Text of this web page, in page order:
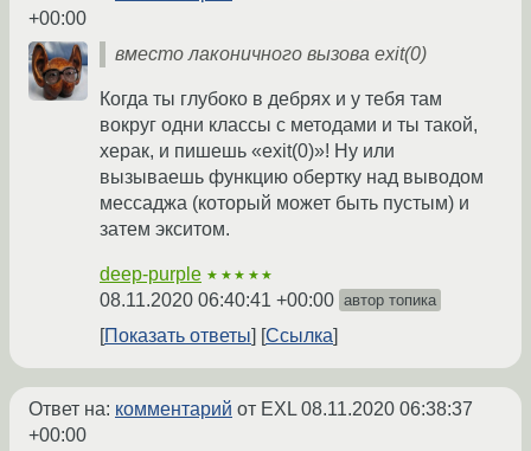
+00:00
вместо лаконичного вызова exit(0)
Когда ты глубоко в дебрях и у тебя там
вокруг одни классы с методами и ты такой,
херак, и пишешь «exit(0)»! Ну или
вызываешь функцию обертку над выводом
мессаджа (который может быть пустым) и
затем экситом.
deep-purple ★★★★★
08.11.2020 06:40:41 +00:00 автор топика
Показать ответы Ссылка
Ответ на: комментарий от EXL08.11.2020 06:38:37
+00:00